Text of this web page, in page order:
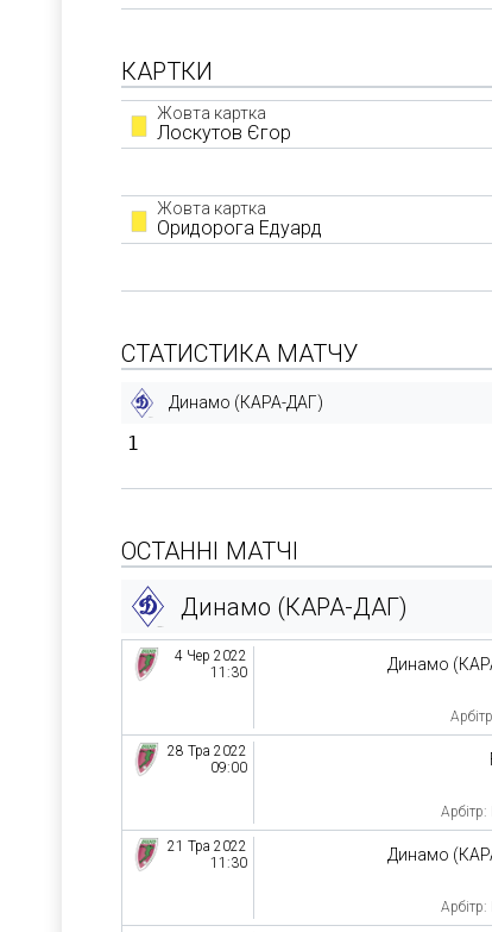
КАРТКИ
Жовта картка
Лоскутов Єгор
Жовта картка
Оридорога Едуард
СТАТИСТИКА МАТЧУ
Динамо (КАРА-ДАГ)
1
ОСТАННІ МАТЧІ
Динамо (КАРА-ДАГ)
4 Чер 2022
11:30
Динамо
28 Тра 2022
09:00
Арбітр:
21 Тра 2022
11:30
Динамо
Арбітр: